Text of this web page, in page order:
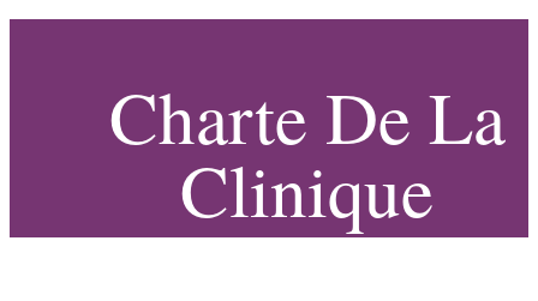
Charte De La
Clinique